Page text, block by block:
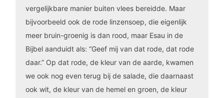
vergelijkbare manier buiten vlees bereidde. Maar
bijvoorbeeld ook de rode linzensoep, die eigenlijk
meer bruin-groenig is dan rood, maar Esau in de
Bijbel aanduidt als: “Geef mij van dat rode, dat rode
daar.” Op dat rode, de kleur van de aarde, kwamen
we ook nog even terug bij de salade, die daarnaast
ook wit, de kleur van de hemel en groen, de kleur